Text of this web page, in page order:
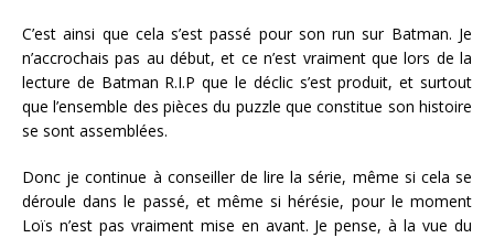
C’est ainsi que cela s’est passé pour son run sur Batman. Je
n’accrochais pas au début, et ce n’est vraiment que lors de la
lecture de Batman R.I.P que le déclic s’est produit, et surtout
que l’ensemble des pièces du puzzle que constitue son histoire
se sont assemblées.
Donc je continue à conseiller de lire la série, même si cela se
déroule dans le passé, et même si hérésie, pour le moment
Loïs n’est pas vraiment mise en avant. Je pense, à la vue du